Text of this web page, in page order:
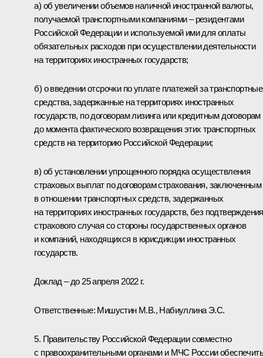
а) об увеличении объемов наличной иностранной валюты,
получаемой транспортными компаниями – резидентами
Российской Федерации и используемой ими для оплаты
обязательных расходов при осуществлении деятельности
на территориях иностранных государств;
б) о введении отсрочки по уплате платежей за транспортные
средства, задержанные на территориях иностранных
государств, по договорам лизинга или кредитным договорам
до момента фактического возвращения этих транспортных
средств на территорию Российской Федерации;
в) об установлении упрощенного порядка осуществления
страховых выплат по договорам страхования, заключенным
в отношении транспортных средств, задержанных
на территориях иностранных государств, без подтверждения
страхового случая со стороны государственных органов
и компаний, находящихся в юрисдикции иностранных
государств.
Доклад – до 25 апреля 2022 г.
Ответственные: Мишустин М.В., Набиуллина Э.С.
5. Правительству Российской Федерации совместно
с правоохранительными органами и МЧС России обеспечить